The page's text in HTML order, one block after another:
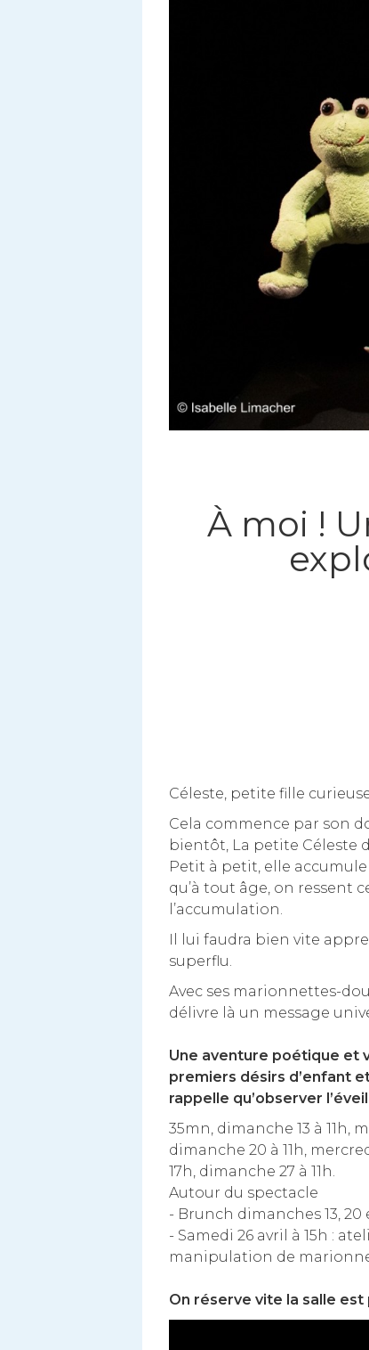
À moi !
Céleste, petite fille
Cela commence par son
bientôt, La petite Céleste
Petit à petit, elle
qu’à tout âge, on ressent
l’accumulation.
Il lui faudra bien vite
superflu.
Avec ses marionnettes-
délivre là un message
Une aventure poétique et
premiers désirs d’enfant
rappelle qu’observer
35mn, dimanche 13 à 11h,
dimanche 20 à 11h,
17h, dimanche 27 à 11h.
Autour du spectacle
- Brunch dimanches 13, 20
- Samedi 26 avril à 15h :
manipulation de
On réserve vite la salle